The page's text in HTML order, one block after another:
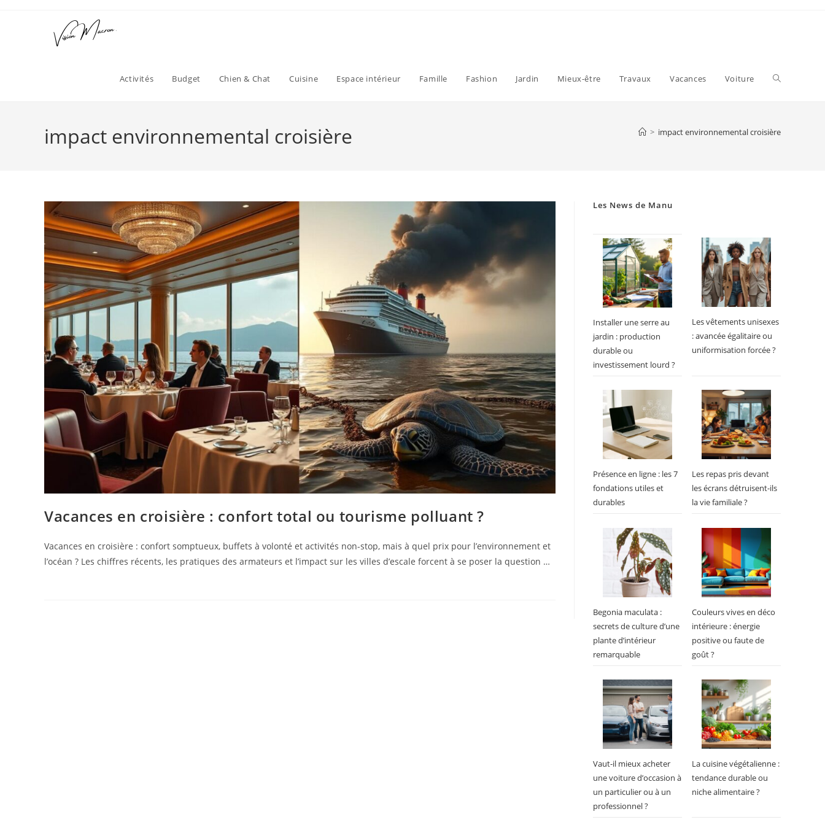
Activités Budget Chien & Chat Cuisine Espace intérieur Famille Fashion Jardin Mieux-être Travaux Vacances Voiture Toggle
impact environnemental croisière > impact environnemental croisière
Vacances en croisière : confort total ou tourisme polluant ?
Vacances en croisière : confort somptueux, buffets à volonté et activités non-stop, mais à quel prix pour l’environnement et
l’océan ? Les chiffres récents, les pratiques des armateurs et l’impact sur les villes d’escale forcent à se poser la question …
Les News de Manu
Installer une serre au
jardin : production
durable ou
investissement lourd ?
Les vêtements unisexes
: avancée égalitaire ou
uniformisation forcée ?
Présence en ligne : les 7
fondations utiles et
durables
Les repas pris devant
les écrans détruisent-ils
la vie familiale ?
Begonia maculata :
secrets de culture d’une
plante d’intérieur
remarquable
Couleurs vives en déco
intérieure : énergie
positive ou faute de
goût ?
Vaut-il mieux acheter
une voiture d’occasion à
un particulier ou à un
professionnel ?
La cuisine végétalienne :
tendance durable ou
niche alimentaire ?